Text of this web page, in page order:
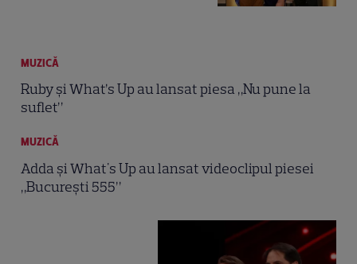
MUZICĂ
Ruby şi What’s Up au lansat piesa „Nu pune la
suflet”
MUZICĂ
Adda şi What's Up au lansat videoclipul piesei
„Bucureşti 555”